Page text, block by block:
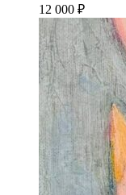
12 000 ₽